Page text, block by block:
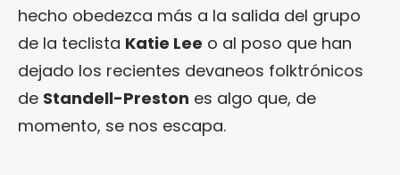
hecho obedezca más a la salida del grupo
de la teclista Katie Lee o al poso que han
dejado los recientes devaneos folktrónicos
de Standell-Preston es algo que, de
momento, se nos escapa.